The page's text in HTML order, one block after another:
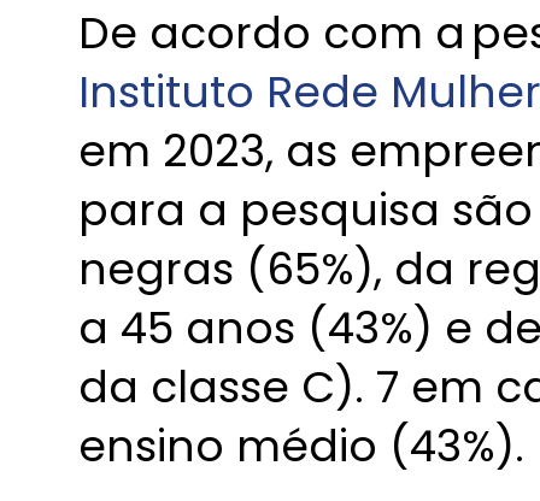
De acordo com a
Instituto Rede
em 2023, as
para a pesquisa
negras (65%), da
a 45 anos (43%) e
da classe C). 7 em
ensino médio